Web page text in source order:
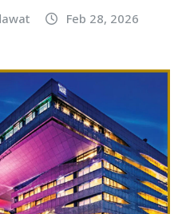
Feb 28, 2026